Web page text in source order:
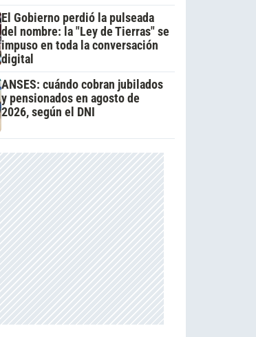
El Gobierno perdió la pulseada
del nombre: la "Ley de Tierras" se
impuso en toda la conversación
digital
ANSES: cuándo cobran jubilados
y pensionados en agosto de
2026, según el DNI